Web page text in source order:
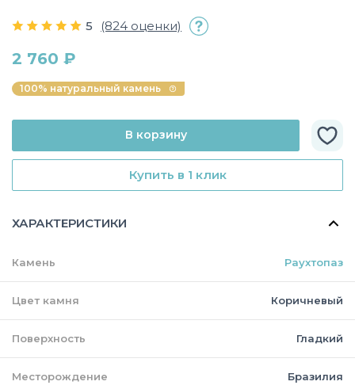
5 (824 оценки)
2 760 ₽
100% натуральный камень
Купить в 1 клик
В корзину
ХАРАКТЕРИСТИКИ
Камень Раухтопаз
Цвет камня Коричневый
Поверхность Гладкий
Месторождение Бразилия